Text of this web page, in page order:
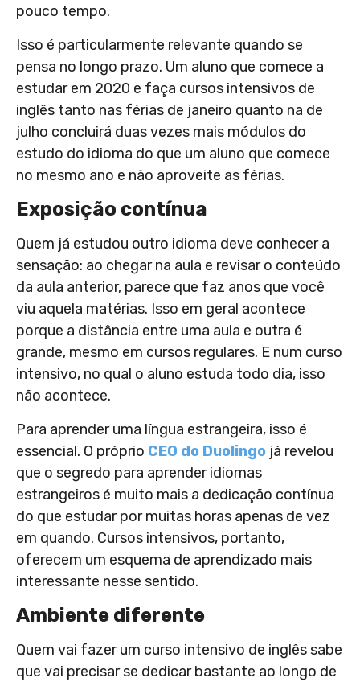
pouco tempo.
Isso é particularmente relevante quando se
pensa no longo prazo. Um aluno que comece a
estudar em 2020 e faça cursos intensivos de
inglês tanto nas férias de janeiro quanto na de
julho concluirá duas vezes mais módulos do
estudo do idioma do que um aluno que comece
no mesmo ano e não aproveite as férias.
Exposição contínua
Quem já estudou outro idioma deve conhecer a
sensação: ao chegar na aula e revisar o conteúdo
da aula anterior, parece que faz anos que você
viu aquela matérias. Isso em geral acontece
porque a distância entre uma aula e outra é
grande, mesmo em cursos regulares. E num curso
intensivo, no qual o aluno estuda todo dia, isso
não acontece.
Para aprender uma língua estrangeira, isso é
essencial. O próprio CEO do Duolingo já revelou
que o segredo para aprender idiomas
estrangeiros é muito mais a dedicação contínua
do que estudar por muitas horas apenas de vez
em quando. Cursos intensivos, portanto,
oferecem um esquema de aprendizado mais
interessante nesse sentido.
Ambiente diferente
Quem vai fazer um curso intensivo de inglês sabe
que vai precisar se dedicar bastante ao longo de